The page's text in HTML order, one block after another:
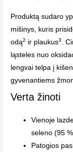
Produktą sudaro
mišinys, kuris
odą2 ir plaukus3.
ląsteles nuo
lengvai telpa į
gyvenantiems
Verta žinoti
Vienoje
seleno (95
Patogios